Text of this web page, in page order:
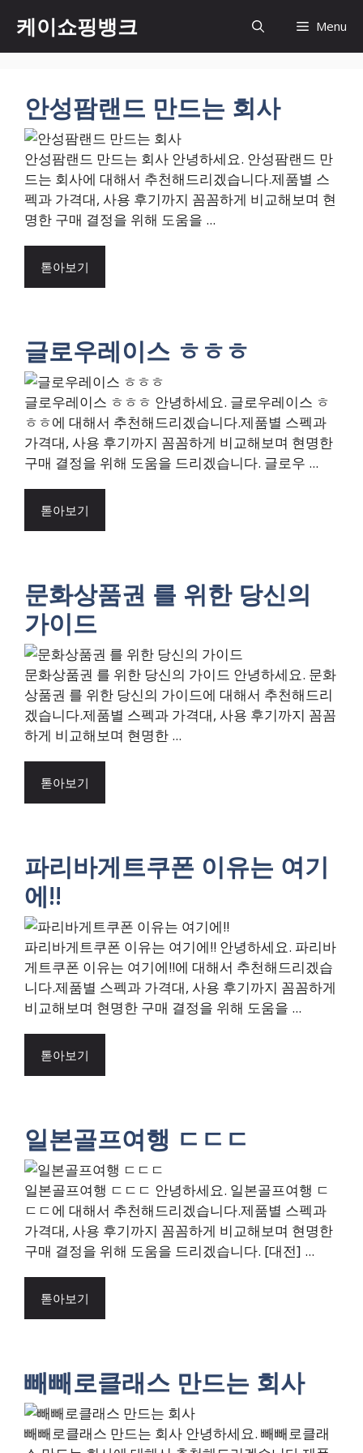
content
케이쇼핑뱅크 Menu
안성팜랜드 만드는 회사
안성팜랜드 만드는 회사 안녕하세요. 안성팜랜드 만
드는 회사에 대해서 추천해드리겠습니다.제품별 스
펙과 가격대, 사용 후기까지 꼼꼼하게 비교해보며 현
명한 구매 결정을 위해 도움을 ...
톧아보기
글로우레이스 ㅎㅎㅎ
글로우레이스 ㅎㅎㅎ 안녕하세요. 글로우레이스 ㅎ
ㅎㅎ에 대해서 추천해드리겠습니다.제품별 스펙과
가격대, 사용 후기까지 꼼꼼하게 비교해보며 현명한
구매 결정을 위해 도움을 드리겠습니다. 글로우 ...
톧아보기
문화상품권 를 위한 당신의
가이드
문화상품권 를 위한 당신의 가이드 안녕하세요. 문화
상품권 를 위한 당신의 가이드에 대해서 추천해드리
겠습니다.제품별 스펙과 가격대, 사용 후기까지 꼼꼼
하게 비교해보며 현명한 ...
톧아보기
파리바게트쿠폰 이유는 여기
에!!
파리바게트쿠폰 이유는 여기에!! 안녕하세요. 파리바
게트쿠폰 이유는 여기에!!에 대해서 추천해드리겠습
니다.제품별 스펙과 가격대, 사용 후기까지 꼼꼼하게
비교해보며 현명한 구매 결정을 위해 도움을 ...
톧아보기
일본골프여행 ㄷㄷㄷ
일본골프여행 ㄷㄷㄷ 안녕하세요. 일본골프여행 ㄷ
ㄷㄷ에 대해서 추천해드리겠습니다.제품별 스펙과
가격대, 사용 후기까지 꼼꼼하게 비교해보며 현명한
구매 결정을 위해 도움을 드리겠습니다. [대전] ...
톧아보기
빼빼로클래스 만드는 회사
빼빼로클래스 만드는 회사 안녕하세요. 빼빼로클래